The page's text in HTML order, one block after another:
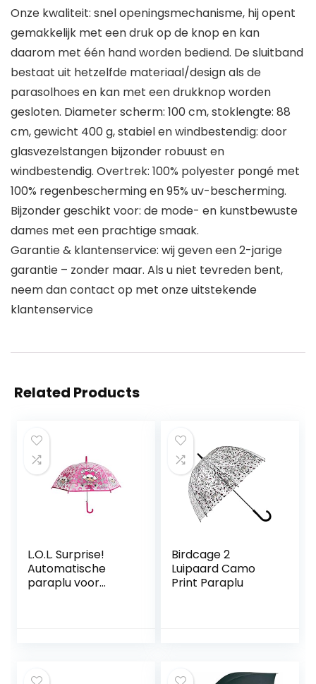
Onze kwaliteit: snel openingsmechanisme, hij opent
gemakkelijk met een druk op de knop en kan
daarom met één hand worden bediend. De sluitband
bestaat uit hetzelfde materiaal/design als de
parasolhoes en kan met een drukknop worden
gesloten. Diameter scherm: 100 cm, stoklengte: 88
cm, gewicht 400 g, stabiel en windbestendig: door
glasvezelstangen bijzonder robuust en
windbestendig. Overtrek: 100% polyester pongé met
100% regenbescherming en 95% uv-bescherming.
Bijzonder geschikt voor: de mode- en kunstbewuste
dames met een prachtige smaak.
Garantie & klantenservice: wij geven een 2-jarige
garantie – zonder maar. Als u niet tevreden bent,
neem dan contact op met onze uitstekende
klantenservice
Related Products
L.O.L. Surprise!
Automatische
paraplu voor
Birdcage 2
Luipaard Camo
Print Paraplu